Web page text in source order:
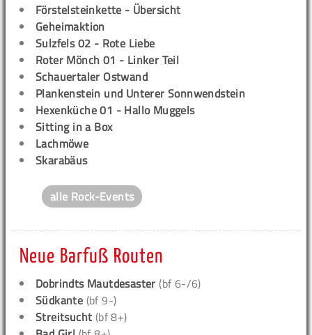
Förstelsteinkette - Übersicht
Geheimaktion
Sulzfels 02 - Rote Liebe
Roter Mönch 01 - Linker Teil
Schauertaler Ostwand
Plankenstein und Unterer Sonnwendstein
Hexenküche 01 - Hallo Muggels
Sitting in a Box
Lachmöwe
Skarabäus
alle Rock-Events
Neue Barfuß Routen
Dobrindts Mautdesaster (bf 6-/6)
Südkante (bf 9-)
Streitsucht (bf 8+)